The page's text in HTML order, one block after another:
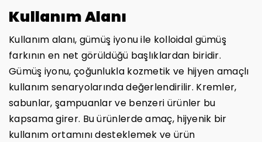
Kullanım Alanı
Kullanım alanı, gümüş iyonu ile kolloidal gümüş
farkının en net görüldüğü başlıklardan biridir.
Gümüş iyonu, çoğunlukla kozmetik ve hijyen amaçlı
kullanım senaryolarında değerlendirilir. Kremler,
sabunlar, şampuanlar ve benzeri ürünler bu
kapsama girer. Bu ürünlerde amaç, hijyenik bir
kullanım ortamını desteklemek ve ürün